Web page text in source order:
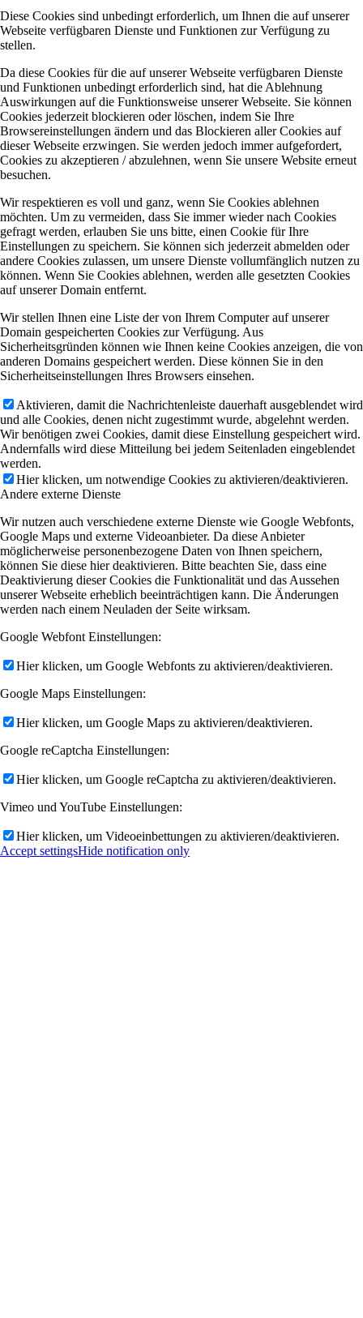
Diese Cookies sind unbedingt erforderlich, um Ihnen die auf unserer
Webseite verfügbaren Dienste und Funktionen zur Verfügung zu
stellen.
Da diese Cookies für die auf unserer Webseite verfügbaren Dienste
und Funktionen unbedingt erforderlich sind, hat die Ablehnung
Auswirkungen auf die Funktionsweise unserer Webseite. Sie können
Cookies jederzeit blockieren oder löschen, indem Sie Ihre
Browsereinstellungen ändern und das Blockieren aller Cookies auf
dieser Webseite erzwingen. Sie werden jedoch immer aufgefordert,
Cookies zu akzeptieren / abzulehnen, wenn Sie unsere Website erneut
besuchen.
Wir respektieren es voll und ganz, wenn Sie Cookies ablehnen
möchten. Um zu vermeiden, dass Sie immer wieder nach Cookies
gefragt werden, erlauben Sie uns bitte, einen Cookie für Ihre
Einstellungen zu speichern. Sie können sich jederzeit abmelden oder
andere Cookies zulassen, um unsere Dienste vollumfänglich nutzen zu
können. Wenn Sie Cookies ablehnen, werden alle gesetzten Cookies
auf unserer Domain entfernt.
Wir stellen Ihnen eine Liste der von Ihrem Computer auf unserer
Domain gespeicherten Cookies zur Verfügung. Aus
Sicherheitsgründen können wie Ihnen keine Cookies anzeigen, die von
anderen Domains gespeichert werden. Diese können Sie in den
Sicherheitseinstellungen Ihres Browsers einsehen.
Aktivieren, damit die Nachrichtenleiste dauerhaft ausgeblendet wird
und alle Cookies, denen nicht zugestimmt wurde, abgelehnt werden.
Wir benötigen zwei Cookies, damit diese Einstellung gespeichert wird.
Andernfalls wird diese Mitteilung bei jedem Seitenladen eingeblendet
werden.
Hier klicken, um notwendige Cookies zu aktivieren/deaktivieren.
Andere externe Dienste
Wir nutzen auch verschiedene externe Dienste wie Google Webfonts,
Google Maps und externe Videoanbieter. Da diese Anbieter
möglicherweise personenbezogene Daten von Ihnen speichern,
können Sie diese hier deaktivieren. Bitte beachten Sie, dass eine
Deaktivierung dieser Cookies die Funktionalität und das Aussehen
unserer Webseite erheblich beeinträchtigen kann. Die Änderungen
werden nach einem Neuladen der Seite wirksam.
Google Webfont Einstellungen:
Hier klicken, um Google Webfonts zu aktivieren/deaktivieren.
Google Maps Einstellungen:
Hier klicken, um Google Maps zu aktivieren/deaktivieren.
Google reCaptcha Einstellungen:
Hier klicken, um Google reCaptcha zu aktivieren/deaktivieren.
Vimeo und YouTube Einstellungen:
Hier klicken, um Videoeinbettungen zu aktivieren/deaktivieren.
Accept settingsHide notification only